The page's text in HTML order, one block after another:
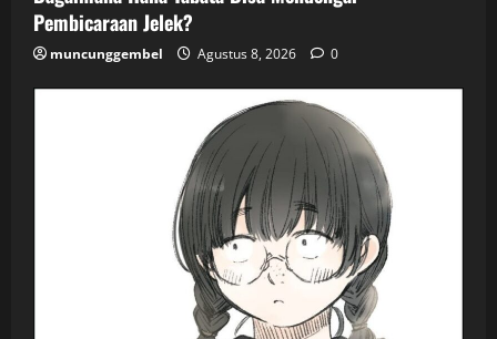
Pembicaraan Jelek?
muncunggembel Agustus 8, 2026 0